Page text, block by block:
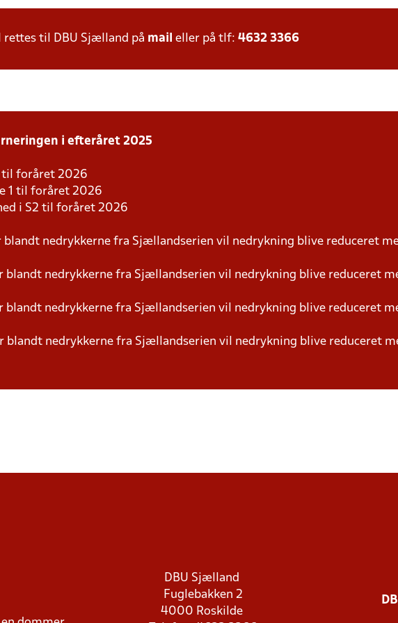
rettes til DBU Sjælland på mail eller på tlf: 4632 3366
i efteråret 2025
til foråret 2026
1 til foråret 2026
i S2 til foråret 2026
blandt nedrykkerne fra Sjællandserien vil nedrykning blive reduceret
blandt nedrykkerne fra Sjællandserien vil nedrykning blive reduceret
blandt nedrykkerne fra Sjællandserien vil nedrykning blive reduceret
blandt nedrykkerne fra Sjællandserien vil nedrykning blive reduceret
DBU Sjælland
Fuglebakken 2
4000 Roskilde